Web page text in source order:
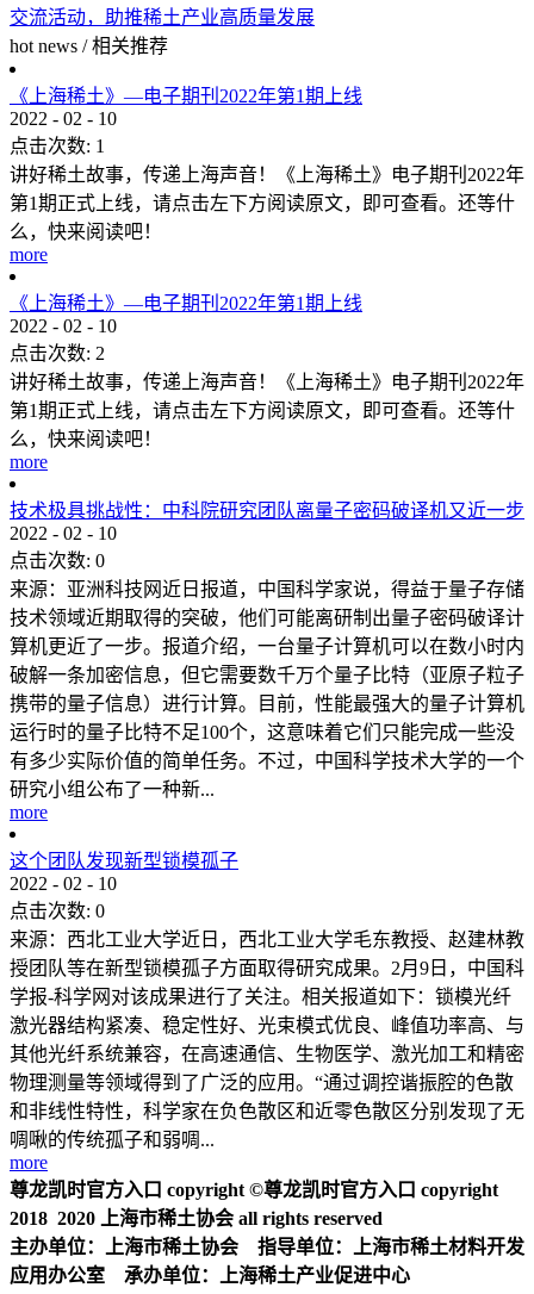
交流活动，助推稀土产业高质量发展
hot news / 相关推荐
《上海稀土》—电子期刊2022年第1期上线
2022 - 02 - 10
点击次数: 1
讲好稀土故事，传递上海声音！《上海稀土》电子期刊2022年
第1期正式上线，请点击左下方阅读原文，即可查看。还等什
么，快来阅读吧！
more
《上海稀土》—电子期刊2022年第1期上线
2022 - 02 - 10
点击次数: 2
讲好稀土故事，传递上海声音！《上海稀土》电子期刊2022年
第1期正式上线，请点击左下方阅读原文，即可查看。还等什
么，快来阅读吧！
more
技术极具挑战性：中科院研究团队离量子密码破译机又近一步
2022 - 02 - 10
点击次数: 0
来源：亚洲科技网近日报道，中国科学家说，得益于量子存储
技术领域近期取得的突破，他们可能离研制出量子密码破译计
算机更近了一步。报道介绍，一台量子计算机可以在数小时内
破解一条加密信息，但它需要数千万个量子比特（亚原子粒子
携带的量子信息）进行计算。目前，性能最强大的量子计算机
运行时的量子比特不足100个，这意味着它们只能完成一些没
有多少实际价值的简单任务。不过，中国科学技术大学的一个
研究小组公布了一种新...
more
这个团队发现新型锁模孤子
2022 - 02 - 10
点击次数: 0
来源：西北工业大学近日，西北工业大学毛东教授、赵建林教
授团队等在新型锁模孤子方面取得研究成果。2月9日，中国科
学报-科学网对该成果进行了关注。相关报道如下：锁模光纤
激光器结构紧凑、稳定性好、光束模式优良、峰值功率高、与
其他光纤系统兼容，在高速通信、生物医学、激光加工和精密
物理测量等领域得到了广泛的应用。“通过调控谐振腔的色散
和非线性特性，科学家在负色散区和近零色散区分别发现了无
啁啾的传统孤子和弱啁...
more
尊龙凯时官方入口 copyright ©尊龙凯时官方入口 copyright
2018 2020 上海市稀土协会 all rights reserved
主办单位：上海市稀土协会 指导单位：上海市稀土材料开发
应用办公室 承办单位：上海稀土产业促进中心